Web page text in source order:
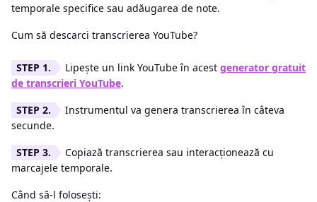
temporale specifice sau adăugarea de note.
Cum să descarci transcrierea YouTube?
Lipește un link YouTube în acest generator gratuit
de transcrieri YouTube.
Instrumentul va genera transcrierea în câteva
secunde.
Copiază transcrierea sau interacționează cu
marcajele temporale.
Când să-l folosești: